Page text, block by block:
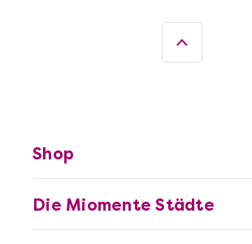
Dortmund erschmecken
Die Miomente Städte
Shop